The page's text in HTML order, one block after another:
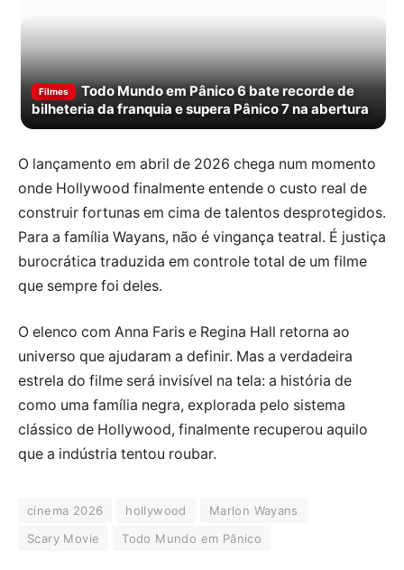
Filmes
Todo Mundo em Pânico 6 bate recorde de
bilheteria da franquia e supera Pânico 7 na abertura
O lançamento em abril de 2026 chega num momento
onde Hollywood finalmente entende o custo real de
construir fortunas em cima de talentos desprotegidos.
Para a família Wayans, não é vingança teatral. É justiça
burocrática traduzida em controle total de um filme
que sempre foi deles.
O elenco com Anna Faris e Regina Hall retorna ao
universo que ajudaram a definir. Mas a verdadeira
estrela do filme será invisível na tela: a história de
como uma família negra, explorada pelo sistema
clássico de Hollywood, finalmente recuperou aquilo
que a indústria tentou roubar.
cinema 2026 hollywood
Marlon Wayans
Scary Movie
Todo Mundo em Pânico